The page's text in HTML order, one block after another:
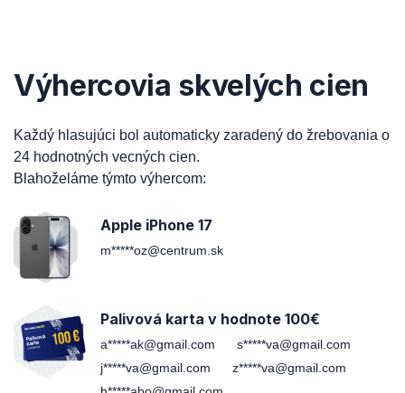
Výhercovia skvelých cien
Každý hlasujúci bol automaticky zaradený do žrebovania o
24 hodnotných vecných cien.
Blahoželáme týmto výhercom:
Apple iPhone 17
m*****oz@centrum.sk
Palivová karta v hodnote 100€
a*****ak@gmail.com
s*****va@gmail.com
j*****va@gmail.com
z*****va@gmail.com